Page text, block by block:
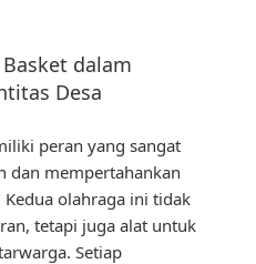
dalam
Desa
peran yang sangat
dan mempertahankan
olahraga ini tidak
tetapi juga alat untuk
Setiap